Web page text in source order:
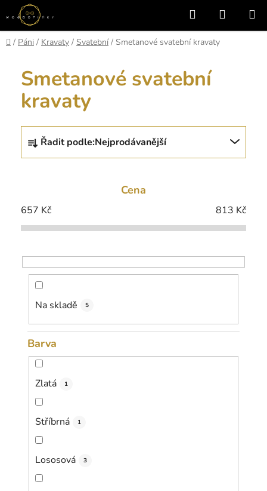
Přejít
na
obsah
Hledat
KOŠÍK
Domů
/ Páni / Kravaty / Svatební / Smetanové svatební kravaty
Smetanové svatební
kravaty
Ř
z
í
p
o
d
ů
Řadit podle:Nejprodávanější
Cena
657 Kč 813 Kč
Na skladě 5
Barva
Zlatá 1
Stříbrná 1
Lososová 3